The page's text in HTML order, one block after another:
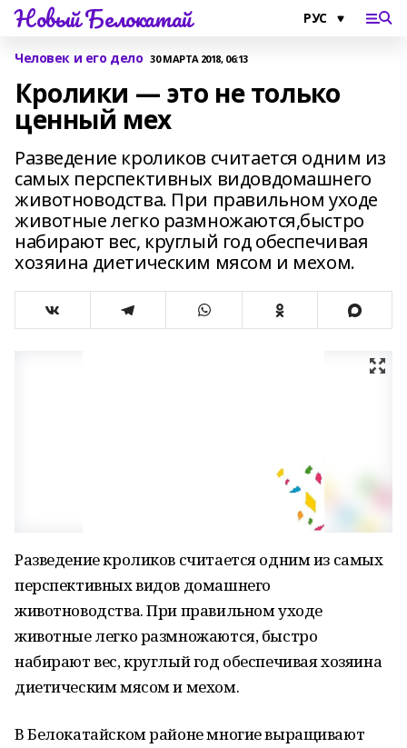
Новый Белокатай
Человек и его дело 30 МАРТА 2018, 06:13
Кролики — это не только
ценный мех
Разведение кроликов считается одним из
самых перспективных видовдомашнего
животноводства. При правильном уходе
животные легко размножаются,быстро
набирают вес, круглый год обеспечивая
хозяина диетическим мясом и мехом.
Разведение кроликов считается одним из самых
перспективных видов домашнего
животноводства. При правильном уходе
животные легко размножаются, быстро
набирают вес, круглый год обеспечивая хозяина
диетическим мясом и мехом.
В Белокатайском районе многие выращивают